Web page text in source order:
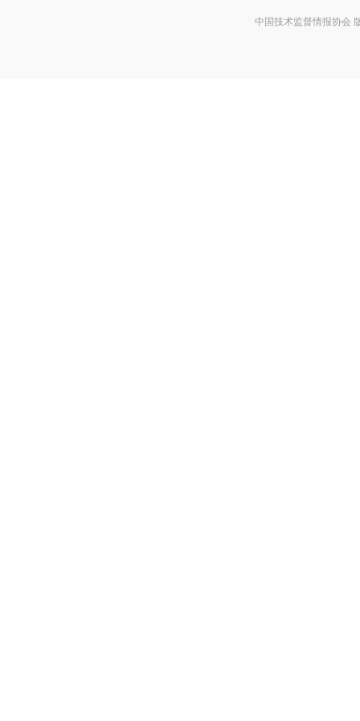
中国技术监督情报协会